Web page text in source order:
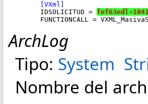
	[VXml]
	IDSOLICITUD =
fef63edl-
FUNCTIONCALL =
ArchLog
Tipo: System
Nombre del